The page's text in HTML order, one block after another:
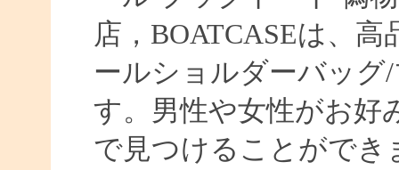
店，BOATCASEは、
ールショルダーバッ
す。男性や女性がお好
で見つけることができ